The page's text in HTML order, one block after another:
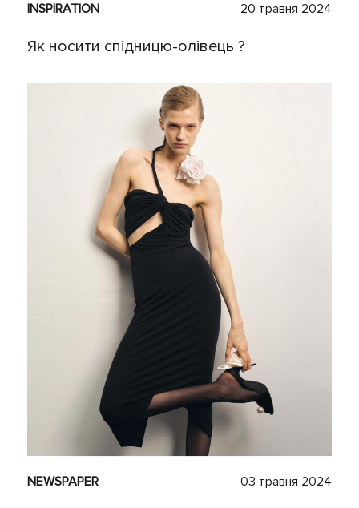
INSPIRATION 20 травня 2024
Як носити спідницю-олівець ?
NEWSPAPER 03 травня 2024